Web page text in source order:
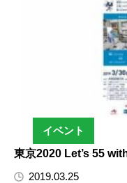
イベント
東京2020 Let’s 55
2019.03.25